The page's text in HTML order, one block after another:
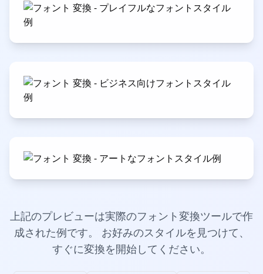
上記のプレビューは実際のフォント変換ツールで作
成された例です。 お好みのスタイルを見つけて、
すぐに変換を開始してください。